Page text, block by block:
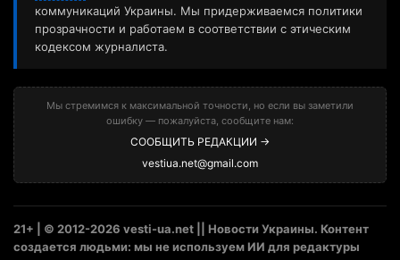
коммуникаций Украины. Мы придерживаемся политики
прозрачности и работаем в соответствии с этическим
кодексом журналиста.
Мы стремимся к максимальной точности, но если вы заметили
ошибку — пожалуйста, сообщите нам:
СООБЩИТЬ РЕДАКЦИИ →
vestiua.net@gmail.com
21+ | © 2012-2026 vesti-ua.net || Новости Украины. Контент
создается людьми: мы не используем ИИ для редактуры